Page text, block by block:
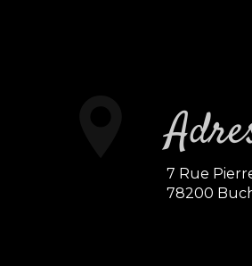
7 Rue Pierre et Marie Curie,
78200